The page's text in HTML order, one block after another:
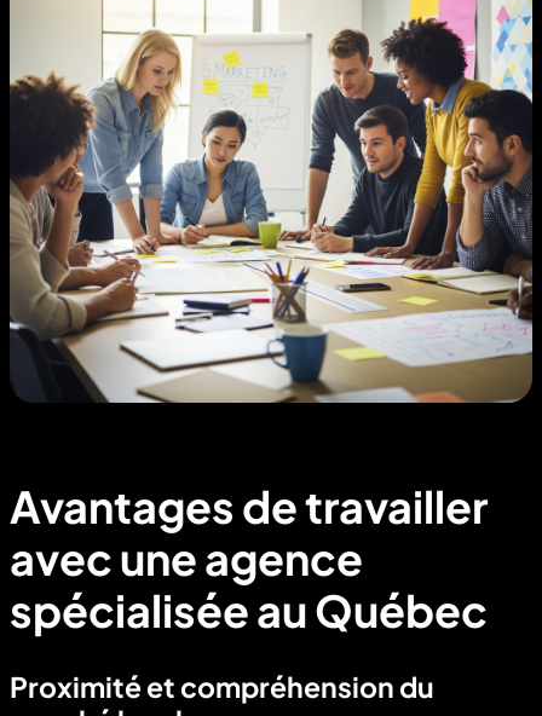
Avantages de travailler
avec une agence
spécialisée au Québec
Proximité et compréhension du